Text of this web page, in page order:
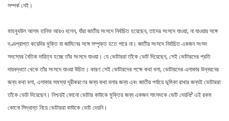
সম্পর্ক নেই।
মাহবুবউল আলম হানিফ আরও বলেন, যাঁরা জাতীয় সংসদে নির্বাচিত হয়েছেন, তাদের সংসদে যাওয়া, না যাওয়ার সঙ্গে
দণ্ডপ্রাপ্ত কয়েদির মুক্তি বা জামিনের সঙ্গে সম্পৃক্ত হতে পারে না। জাতীয় সংসদে নির্বাচিত একজন সংসদ
সদস্যের নৈতিক দায়িত্ব হচ্ছে তাঁর সংসদে যাওয়া। যে ভোটাররা তাঁকে ভোট দিয়েছেন, সেই ভোটারদের প্রতি
দায়বদ্ধতা থেকে তাঁর সংসদে যাওয়া উচিত। কারণ সেই ভোটারদের পক্ষে কথা বলা, ভোটারদের এলাকার উন্নয়নের
জন্য কথা বলা, এলাকার সমস্যা দূরীকরণের জন্য কথা বলার জন্য এবং জাতীয় পর্যায়ে ভূমিকা রাখার জন্যই ভোটাররা
তাঁকে ভোট দিয়েছেন। নিশ্চয়ই কোনো ভোটার কাউকে মুক্তির জন্য একজন সাংসদকে ভোট দেয়নি? এই রকম
কোনো সিদ্ধান্ত নিয়ে ভোটাররা কাউকে ভোট দেয়নি।